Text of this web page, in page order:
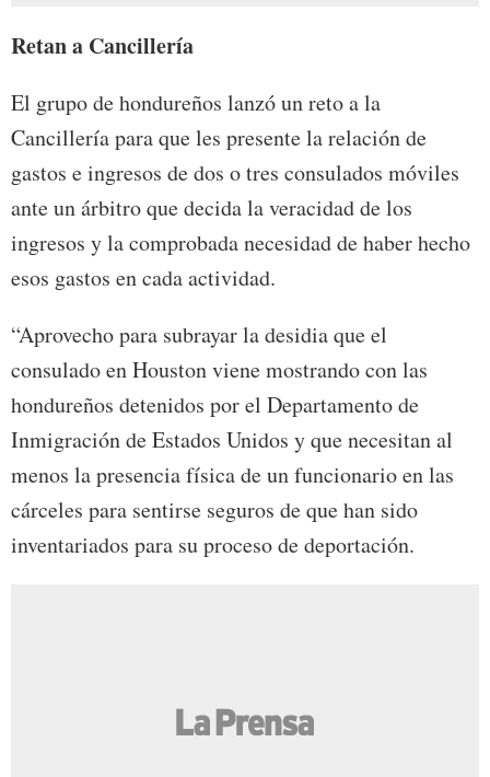
Retan a Cancillería
El grupo de hondureños lanzó un reto a la
Cancillería para que les presente la relación de
gastos e ingresos de dos o tres consulados móviles
ante un árbitro que decida la veracidad de los
ingresos y la comprobada necesidad de haber hecho
esos gastos en cada actividad.
“Aprovecho para subrayar la desidia que el
consulado en Houston viene mostrando con las
hondureños detenidos por el Departamento de
Inmigración de Estados Unidos y que necesitan al
menos la presencia física de un funcionario en las
cárceles para sentirse seguros de que han sido
inventariados para su proceso de deportación.